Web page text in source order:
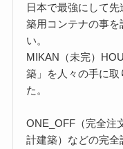
日本で最強にして
築用コンテナの事
い。
MIKAN（未完）
築」を人々の手に
た。
ONE_OFF（完全注
計建築）などの完